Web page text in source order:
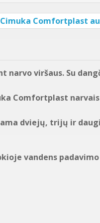
viršaus. Su
Comfortplast
dviejų, trijų ir
vandens